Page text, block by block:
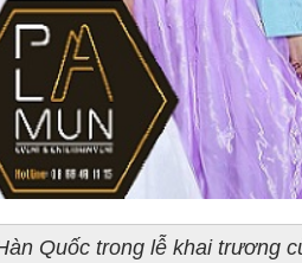
Quốc trong lễ khai trương